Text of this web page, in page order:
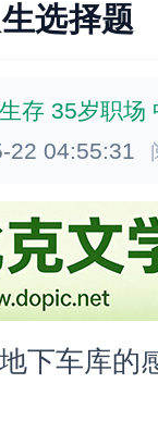
选择题
存 35岁职场
22 04:55:31
下车库的